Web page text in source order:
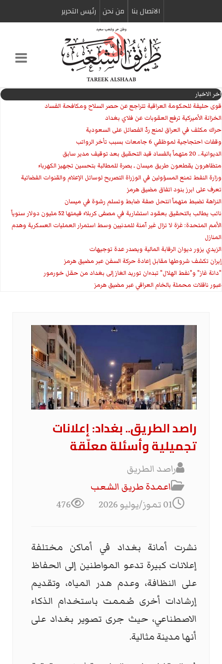
الاتصال بنا من نحن رئیس التحریر
اخر الاخبار
قوى حليفة للحكومة العراقية تتراجع عن حصر السلاح ومكافحة الفساد
الخزانة الأميركية ترفع العقوبات عن فلاي بغداد
حراك مكثف في العراق لمنع ردّ الفصائل على السعودية
وقفات احتجاجية لموظفي 6 جامعات بسبب تأخر الرواتب
الديوانية.. 20 متهماً بالفساد قيد التحقيق بعد توقيف مدير سابق
متظاهرون يقطعون طريق ميسان ـ بصرة للمطالبة بتحسين تجهيز الكهرباء
وزارة النفط تمنع المسؤولين في الوزراة التصريح لوسائل الإعلام والقنوات الفضائية
تعرف على ابرز بنود اتفاق مضيق هرمز
النزاهة تضبط متهماً انتحل صفة ضابط وتسلم رشوة في ميسان
نائب يطالب بالتحقيق بعقود استشارية في مصفى كربلاء قيمتها 52 مليون دولار سنوياً
الأمم المتحدة: غزة لا تزال غير آمنة للمدنيين وسط استمرار العمليات العسكرية وهدم
المنازل
الزيدي يزور ديوان الرقابة المالية ويصدر عدة توجيهات
إيران تكشف شروطها مقابل إعادة حركة السفن عبر مضيق هرمز
"دانة غاز" و"نفط الهلال" تبدءان توريد الغاز إلى بغداد من حقل خورمور
عبور ناقلات محملة بالخام العراقي عبر مضيق هرمز
راصد الطريق.. بغداد: إعلانات
تجميلية وأسئلة معلّقة
راصد الطريق
اعمدة طريق الشعب
01 تموز/يوليو 2026
476
نشرت أمانة بغداد في أماكن مختلفة
إعلانات كبيرة تدعو المواطنين إلى الحفاظ
على النظافة، وعدم هدر المياه، وتقديم
إرشادات أخرى صُممت باستخدام الذكاء
الاصطناعي، حيث جرى تصوير بغداد على
أنها مدينة مثالية.